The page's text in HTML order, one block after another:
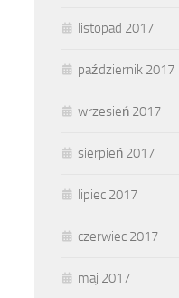
listopad 2017
październik 2017
wrzesień 2017
sierpień 2017
lipiec 2017
czerwiec 2017
maj 2017